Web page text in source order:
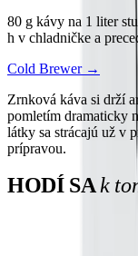
80 g kávy na 1 liter
h v chladničke a
Cold Brewer →
Zrnková káva si drží
pomletím dramaticky
látky sa strácajú už v
prípravou.
HODÍ SAk